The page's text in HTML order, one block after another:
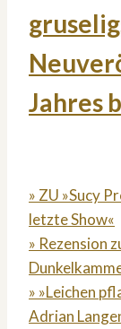
Jahres
» ZU »Sucy
letzte Show«
» Rezension
» »Leichen
Adrian